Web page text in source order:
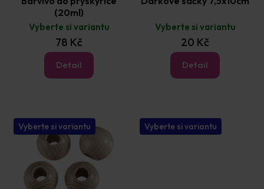
(20ml)
Vyberte si variantu
78 Kč
Detail
Vyberte si variantu
20 Kč
Detail
Vyberte si variantu Vyberte si variantu